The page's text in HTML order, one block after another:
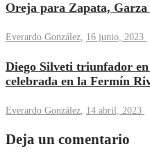
Oreja para Zapata,
Everardo González, 16 junio, 2023
Diego Silveti triunfador
celebrada en la Fermín
Everardo González 14 abril, 2023
Deja un comentario